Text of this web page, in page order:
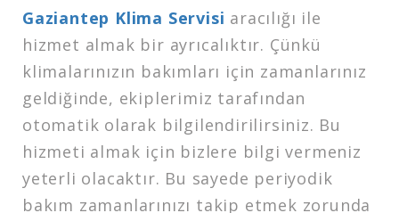
Gaziantep Klima Servisi aracılığı ile
hizmet almak bir ayrıcalıktır. Çünkü
klimalarınızın bakımları için zamanlarınız
geldiğinde, ekiplerimiz tarafından
otomatik olarak bilgilendirilirsiniz. Bu
hizmeti almak için bizlere bilgi vermeniz
yeterli olacaktır. Bu sayede periyodik
bakım zamanlarınızı takip etmek zorunda